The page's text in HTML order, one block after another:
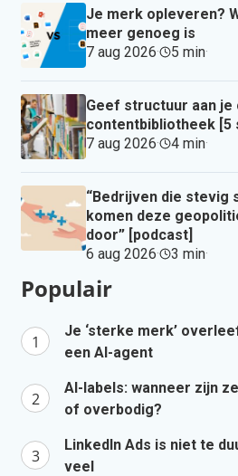
Je merk opleveren?
meer genoeg is
7 aug 2026· 5 min·
Geef structuur aan
contentbibliotheek [5
7 aug 2026· 4 min·
“Bedrijven die stevig
komen deze
door” [podcast]
6 aug 2026· 3 min·
Populair
Je ‘sterke merk’
een AI-agent
AI-labels: wanneer zijn
of overbodig?
LinkedIn Ads is niet te
veel